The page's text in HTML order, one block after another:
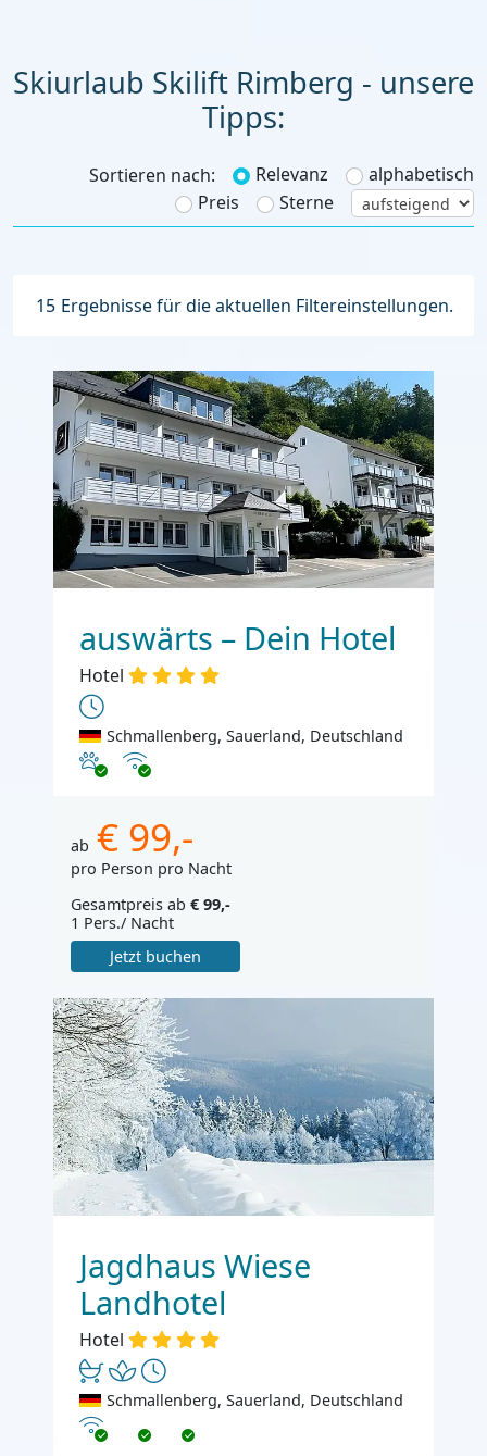
Skiurlaub Skilift Rimberg - unsere
Tipps:
Sortieren nach: Relevanz
alphabetisch
Preis
Sterne
15 Ergebnisse für die aktuellen Filtereinstellungen.
auswärts – Dein Hotel
Hotel
Schmallenberg, Sauerland, Deutschland
Haustiere erlaubt
Internet
ab € 99,-
pro Person pro Nacht
Gesamtpreis ab € 99,-
1 Pers./ Nacht
Jetzt buchen
Jagdhaus Wiese
Landhotel
Hotel
Schmallenberg, Sauerland, Deutschland
Internet